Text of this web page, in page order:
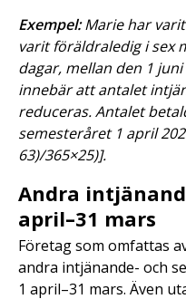
Exempel:Marie har
varit föräldraledig i sex
dagar, mellan den 1
innebär att antalet
reduceras. Antalet
semesteråret 1 april
63)/365×25)].
Andra
april–31 mars
Företag som omfattas
andra intjänande- och
1 april–31 mars. Även